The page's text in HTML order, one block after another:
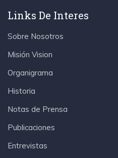
Links De Interes
Sobre Nosotros
Misión Vision
Organigrama
Historia
Notas de Prensa
Publicaciones
Entrevistas